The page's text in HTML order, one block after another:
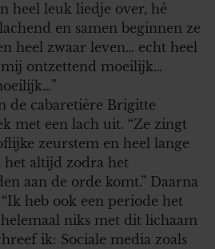
heel leuk liedje over, hè
en samen beginnen ze
heel zwaar leven… echt heel
mij ontzettend moeilijk…
de cabaretière Brigitte
met een lach uit. “Ze zingt
zeurstem en heel lange
altijd zodra het
aan de orde komt.” Daarna
heb ook een periode het
niks met dit lichaam
ik: Sociale media zoals